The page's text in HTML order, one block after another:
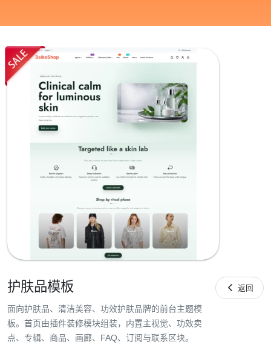
护肤品模板
面向护肤品、清洁美容、功效护肤品牌的前台主题模
板。首页由插件装修模块组装，内置主视觉、功效卖
点、专辑、商品、画廊、FAQ、订阅与联系区块。
 返回